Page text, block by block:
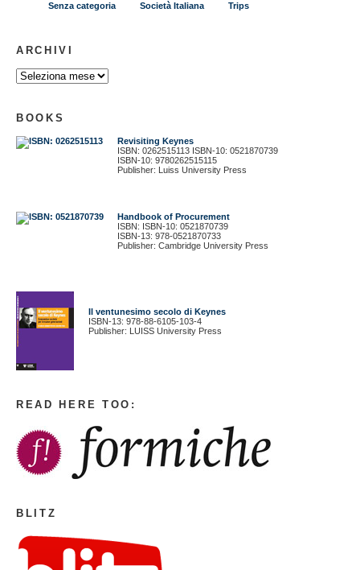
Senza categoria
Società Italiana Trips
ARCHIVI
BOOKS
Revisiting Keynes
ISBN: 0262515113 ISBN-10: 0521870739
ISBN-10: 9780262515115
Publisher: Luiss University Press
Handbook of Procurement
ISBN: ISBN-10: 0521870739
ISBN-13: 978-0521870733
Publisher: Cambridge University Press
Il ventunesimo secolo di Keynes
ISBN-13: 978-88-6105-103-4
Publisher: LUISS University Press
READ HERE TOO:
BLITZ